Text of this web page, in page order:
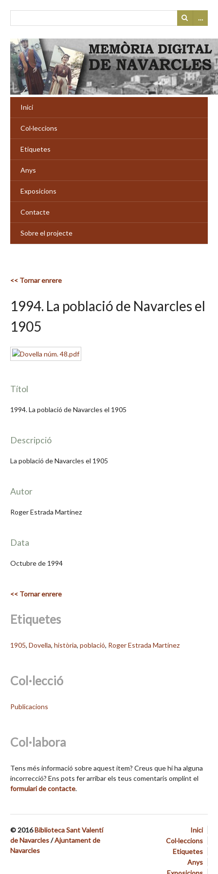
…
Inici
Col·leccions
Etiquetes
Anys
Exposicions
Contacte
Sobre el projecte
<< Tornar enrere
1994. La població de Navarcles el
1905
Títol
1994. La població de Navarcles el 1905
Descripció
La població de Navarcles el 1905
Autor
Roger Estrada Martínez
Data
Octubre de 1994
<< Tornar enrere
Etiquetes
1905, Dovella, història, població, Roger Estrada Martínez
Col·lecció
Publicacions
Col·labora
Tens més informació sobre aquest ítem? Creus que hi ha alguna
incorrecció? Ens pots fer arribar els teus comentaris omplint el
formulari de contacte.
Inici
Col·leccions
Etiquetes
Anys
© 2016Biblioteca Sant Valentí
de Navarcles/Ajuntament de
Navarcles